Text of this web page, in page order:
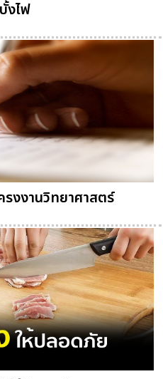
งไฟ
รงงานวิทยาศาสตร์